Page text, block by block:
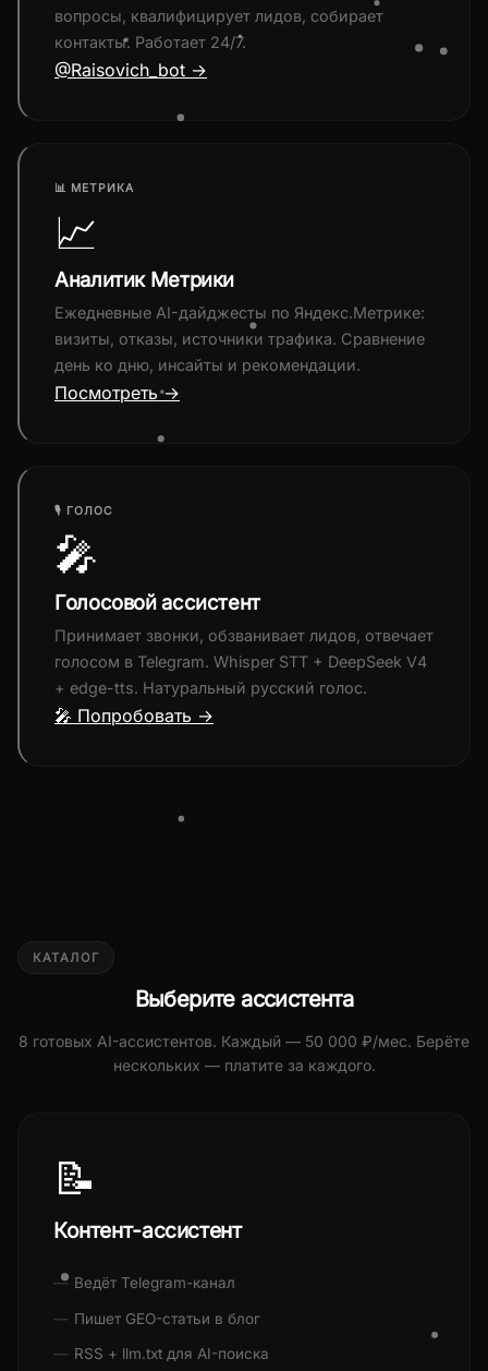
вопросы, квалифицирует лидов, собирает
контакты. Работает 24/7.
@Raisovich_bot →
📊 МЕТРИКА
📈
Аналитик Метрики
Ежедневные AI-дайджесты по Яндекс.Метрике:
визиты, отказы, источники трафика. Сравнение
день ко дню, инсайты и рекомендации.
Посмотреть →
🎙 ГОЛОС
🎤
Голосовой ассистент
Принимает звонки, обзванивает лидов, отвечает
голосом в Telegram. Whisper STT + DeepSeek V4
+ edge-tts. Натуральный русский голос.
🎤 Попробовать →
КАТАЛОГ
Выберите ассистента
8 готовых AI-ассистентов. Каждый — 50 000 ₽/мес. Берёте
нескольких — платите за каждого.
📝
Контент-ассистент
Ведёт Telegram-канал
Пишет GEO-статьи в блог
RSS + llm.txt для AI-поиска